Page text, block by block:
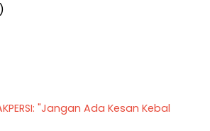
"Jangan Ada Kesan Kebal